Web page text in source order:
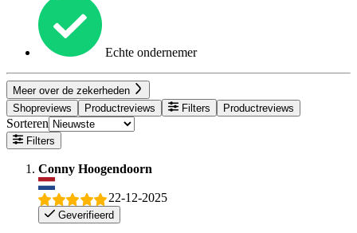
Echte ondernemer
Meer over de zekerheden
Shopreviews
Productreviews Filters Productreviews
Sorteren
Filters
Conny Hoogendoorn
22-12-2025
Geverifieerd